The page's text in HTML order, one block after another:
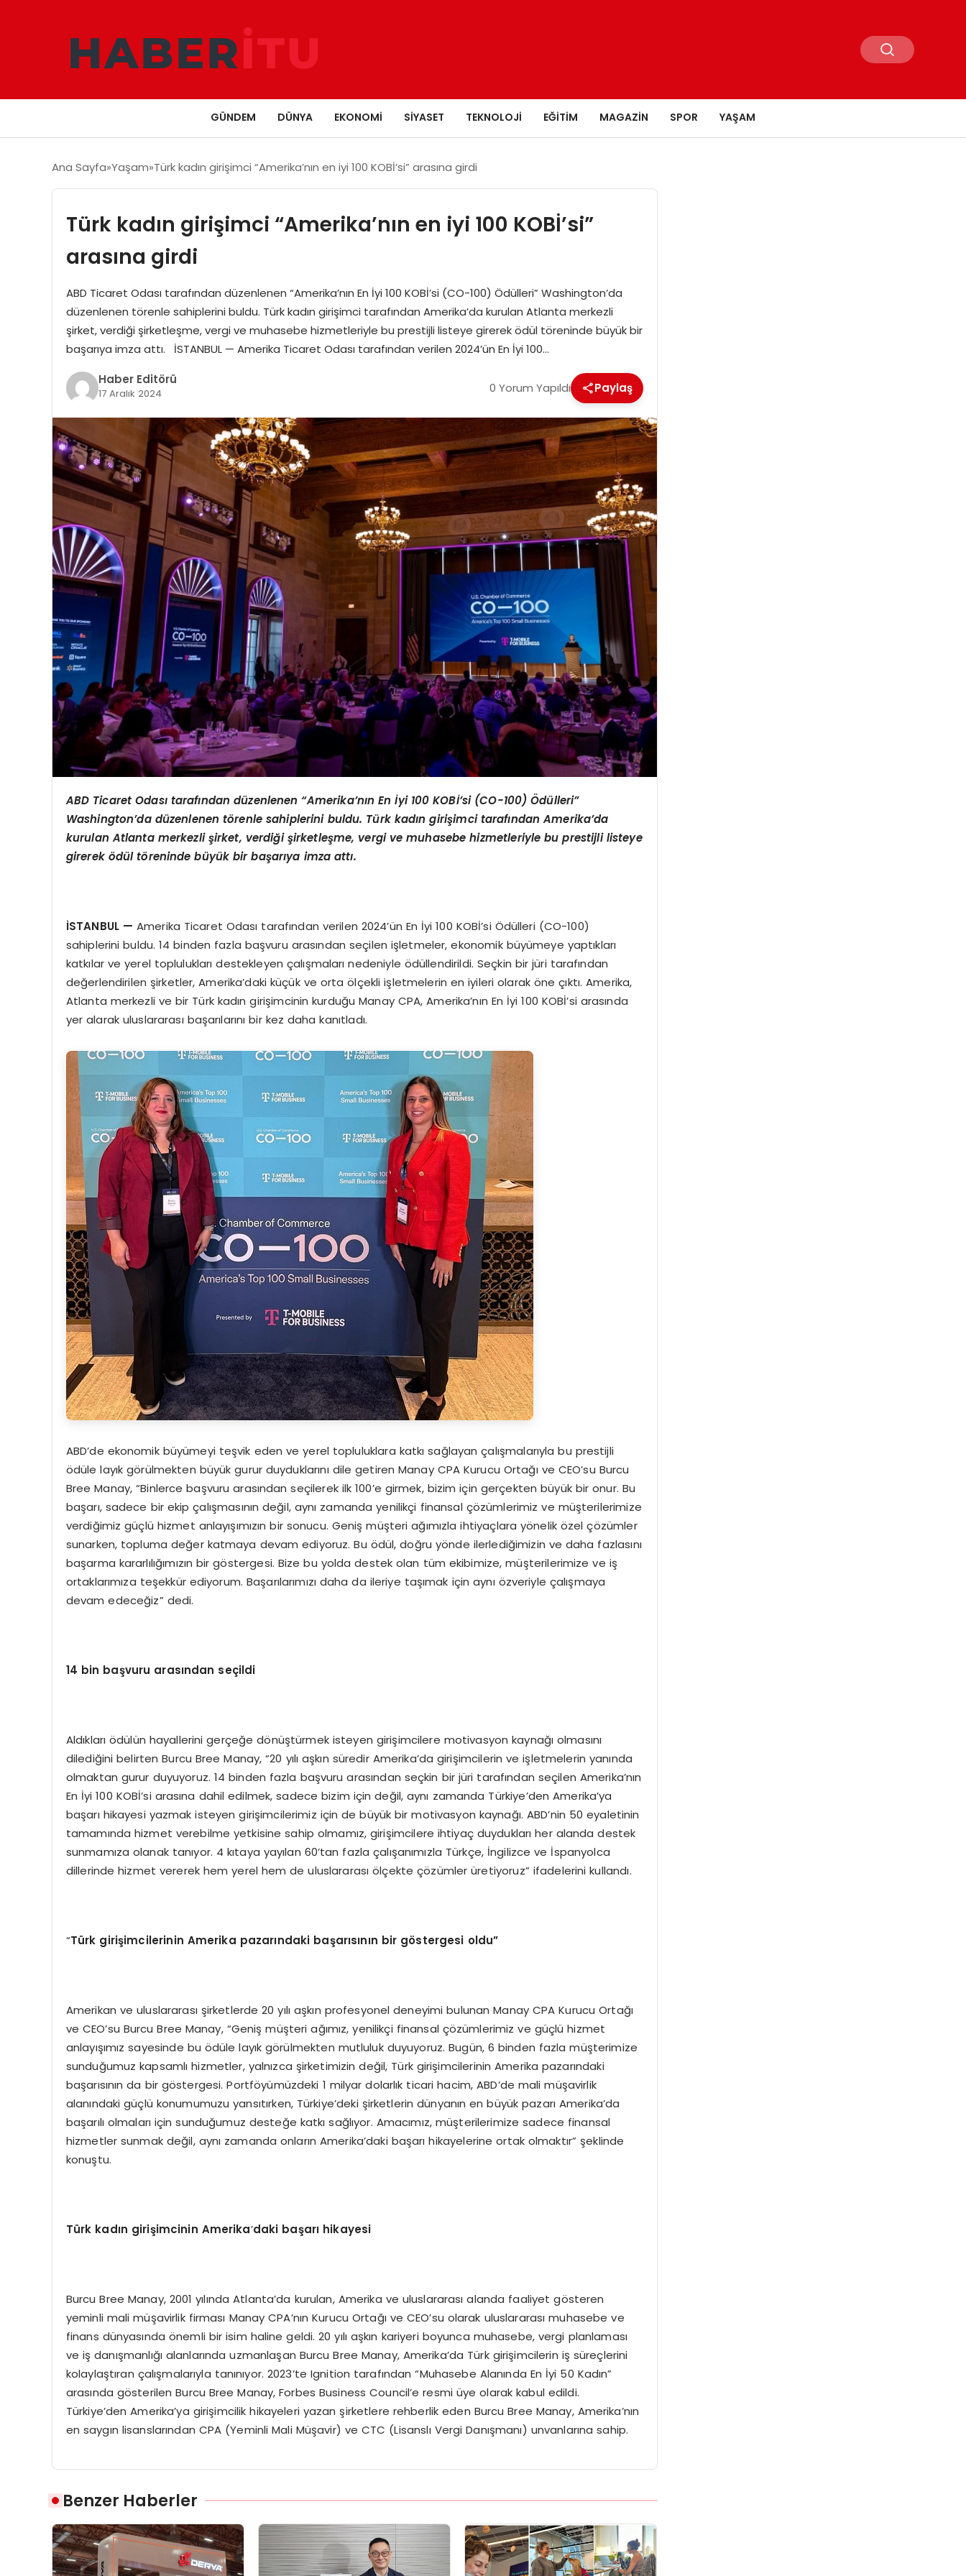
GÜNDEM DÜNYA EKONOMI SIYASET TEKNOLOJI EĞITIM MAGAZIN SPOR YAŞAM
Ana Sayfa Yaşam Türk kadın girişimci “Amerika’nın en iyi 100 KOBİ’si” arasına girdi
Türk kadın girişimci “Amerika’nın en iyi 100 KOBİ’si”
arasına girdi
ABD Ticaret Odası tarafından düzenlenen “Amerika’nın En İyi 100 KOBİ’si (CO-100) Ödülleri” Washington’da
düzenlenen törenle sahiplerini buldu. Türk kadın girişimci tarafından Amerika’da kurulan Atlanta merkezli
şirket, verdiği şirketleşme, vergi ve muhasebe hizmetleriyle bu prestijli listeye girerek ödül töreninde büyük bir
başarıya imza attı. İSTANBUL — Amerika Ticaret Odası tarafından verilen 2024’ün En İyi 100…
Haber Editörü
17 Aralık 2024 0 Yorum Yapıldı Paylaş
ABD Ticaret Odası tarafından düzenlenen “Amerika’nın Enİyi 100 KOBİ’si (CO-100) Ödülleri”
Washington’da düzenlenen törenle sahiplerini buldu. Türk kadın girişimci tarafından Amerika’da
kurulan Atlanta merkezli şirket, verdiği şirketleşme, vergi ve muhasebe hizmetleriyle bu prestijli listeye
girerek ödül töreninde büyük bir başarıya imza attı.
İSTANBUL — Amerika Ticaret Odası tarafından verilen 2024’ün En İyi 100 KOBİ’si Ödülleri (CO-100)
sahiplerini buldu. 14 binden fazla başvuru arasından seçilen işletmeler, ekonomik büyümeye yaptıkları
katkılar ve yerel toplulukları destekleyen çalışmaları nedeniyle ödüllendirildi. Seçkin bir jüri tarafından
değerlendirilen şirketler, Amerika’daki küçük ve orta ölçekli işletmelerin en iyileri olarak öne çıktı. Amerika,
Atlanta merkezli ve bir Türk kadın girişimcinin kurduğu Manay CPA, Amerika’nın En İyi 100 KOBİ’si arasında
yer alarak uluslararası başarılarını bir kez daha kanıtladı.
ABD’de ekonomik büyümeyi teşvik eden ve yerel topluluklara katkı sağlayan çalışmalarıyla bu prestijli
ödüle layık görülmekten büyük gurur duyduklarını dile getiren Manay CPA Kurucu Ortağı ve CEO’su Burcu
Bree Manay, “Binlerce başvuru arasından seçilerek ilk 100’e girmek, bizim için gerçekten büyük bir onur. Bu
başarı, sadece bir ekip çalışmasının değil, aynı zamanda yenilikçi finansal çözümlerimiz ve müşterilerimize
verdiğimiz güçlü hizmet anlayışımızın bir sonucu. Geniş müşteri ağımızla ihtiyaçlara yönelik özel çözümler
sunarken, topluma değer katmaya devam ediyoruz. Bu ödül, doğru yönde ilerlediğimizin ve daha fazlasını
başarma kararlılığımızın bir göstergesi. Bize bu yolda destek olan tüm ekibimize, müşterilerimize ve iş
ortaklarımıza teşekkür ediyorum. Başarılarımızı daha da ileriye taşımak için aynı özveriyle çalışmaya
devam edeceğiz” dedi.
14 bin başvuru arasından seçildi
Aldıkları ödülün hayallerini gerçeğe dönüştürmek isteyen girişimcilere motivasyon kaynağı olmasını
dilediğini belirten Burcu Bree Manay, “20 yılı aşkın süredir Amerika’da girişimcilerin ve işletmelerin yanında
olmaktan gurur duyuyoruz. 14 binden fazla başvuru arasından seçkin bir jüri tarafından seçilen Amerika’nın
En İyi 100 KOBİ’si arasına dahil edilmek, sadece bizim için değil, aynı zamanda Türkiye’den Amerika’ya
başarı hikayesi yazmak isteyen girişimcilerimiz için de büyük bir motivasyon kaynağı. ABD’nin 50 eyaletinin
tamamında hizmet verebilme yetkisine sahip olmamız, girişimcilere ihtiyaç duydukları her alanda destek
sunmamıza olanak tanıyor. 4 kıtaya yayılan 60’tan fazla çalışanımızla Türkçe, İngilizce ve İspanyolca
dillerinde hizmet vererek hem yerel hem de uluslararası ölçekte çözümler üretiyoruz” ifadelerini kullandı.
“Türk girişimcilerinin Amerika pazarındaki başarısının bir göstergesi oldu”
Amerikan ve uluslararası şirketlerde 20 yılı aşkın profesyonel deneyimi bulunan Manay CPA Kurucu Ortağı
ve CEO’su Burcu Bree Manay, “Geniş müşteri ağımız, yenilikçi finansal çözümlerimiz ve güçlü hizmet
anlayışımız sayesinde bu ödüle layık görülmekten mutluluk duyuyoruz. Bugün, 6 binden fazla müşterimize
sunduğumuz kapsamlı hizmetler, yalnızca şirketimizin değil, Türk girişimcilerinin Amerika pazarındaki
başarısının da bir göstergesi. Portföyümüzdeki 1 milyar dolarlık ticari hacim, ABD’de mali müşavirlik
alanındaki güçlü konumumuzu yansıtırken, Türkiye’deki şirketlerin dünyanın en büyük pazarı Amerika’da
başarılı olmaları için sunduğumuz desteğe katkı sağlıyor. Amacımız, müşterilerimize sadece finansal
hizmetler sunmak değil, aynı zamanda onların Amerika’daki başarı hikayelerine ortak olmaktır” şeklinde
konuştu.
Türk kadın girişimcinin Amerika’daki başarı hikayesi
Burcu Bree Manay, 2001 yılında Atlanta’da kurulan, Amerika ve uluslararası alanda faaliyet gösteren
yeminli mali müşavirlik firması Manay CPA’nın Kurucu Ortağı ve CEO’su olarak uluslararası muhasebe ve
finans dünyasında önemli bir isim haline geldi. 20 yılı aşkın kariyeri boyunca muhasebe, vergi planlaması
ve iş danışmanlığı alanlarında uzmanlaşan Burcu Bree Manay, Amerika’da Türk girişimcilerin iş süreçlerini
kolaylaştıran çalışmalarıyla tanınıyor. 2023’te Ignition tarafından “Muhasebe Alanında En İyi 50 Kadın”
arasında gösterilen Burcu Bree Manay, Forbes Business Council’e resmi üye olarak kabul edildi.
Türkiye’den Amerika’ya girişimcilik hikayeleri yazan şirketlere rehberlik eden Burcu Bree Manay, Amerika’nın
en saygın lisanslarından CPA (Yeminli Mali Müşavir) ve CTC (Lisanslı Vergi Danışmanı) unvanlarına sahip.
Benzer Haberler